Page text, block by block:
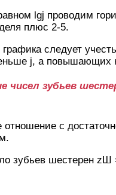
lgj проводим
плюс 2-5.
графика следует
ј, а повышающих
чисел зубьев
отношение с
зубьев шестерен zШ